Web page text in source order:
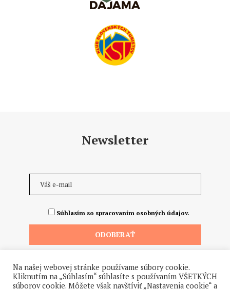
Newsletter
Súhlasím so spracovaním osobných údajov.
Na našej webovej stránke používame súbory cookie.
Kliknutím na „Súhlasím“ súhlasíte s používaním VŠETKÝCH
súborov cookie. Môžete však navštíviť „Nastavenia cookie“ a